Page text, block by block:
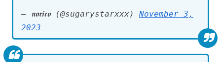
— 𝖓𝖔𝖗𝖎𝖈𝖔 (@sugarystarxxx) November 3,
2023